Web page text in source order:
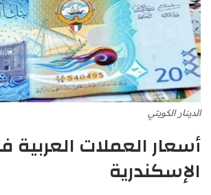
الدينار الكويتي
أسعار العملات العربية
الإسكندرية